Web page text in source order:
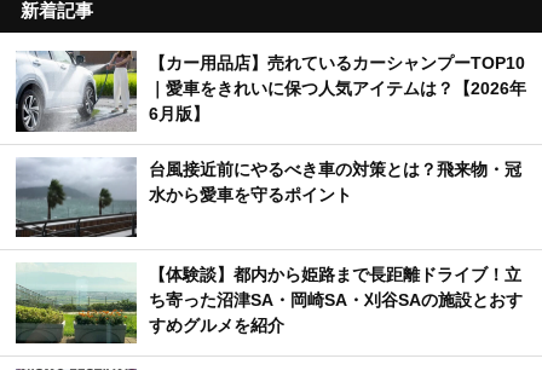
新着記事
【カー用品店】売れているカーシャンプーTOP10
｜愛車をきれいに保つ人気アイテムは？【2026年
6月版】
台風接近前にやるべき車の対策とは？飛来物・冠
水から愛車を守るポイント
【体験談】都内から姫路まで長距離ドライブ！立
ち寄った沼津SA・岡崎SA・刈谷SAの施設とおす
すめグルメを紹介